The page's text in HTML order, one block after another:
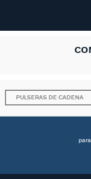
PULSERAS DE CADENA